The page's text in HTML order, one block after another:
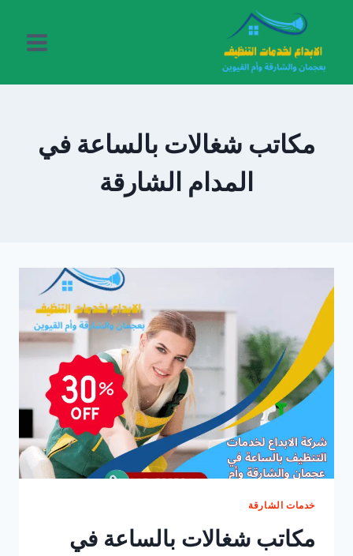
المحتوى
مكاتب شغالات بالساعة في
المدام الشارقة
خدمات الشارقة
مكاتب شغالات بالساعة في